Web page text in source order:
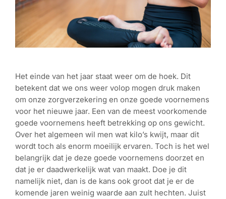
Het einde van het jaar staat weer om de hoek. Dit
betekent dat we ons weer volop mogen druk maken
om onze zorgverzekering en onze goede voornemens
voor het nieuwe jaar. Een van de meest voorkomende
goede voornemens heeft betrekking op ons gewicht.
Over het algemeen wil men wat kilo’s kwijt, maar dit
wordt toch als enorm moeilijk ervaren. Toch is het wel
belangrijk dat je deze goede voornemens doorzet en
dat je er daadwerkelijk wat van maakt. Doe je dit
namelijk niet, dan is de kans ook groot dat je er de
komende jaren weinig waarde aan zult hechten. Juist